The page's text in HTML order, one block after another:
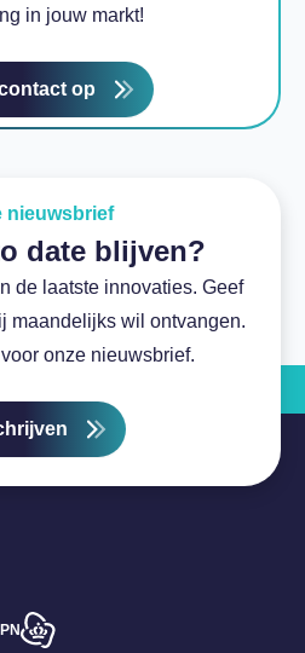
in jouw markt!
op
nieuwsbrief
date blijven?
de laatste innovaties. Geef
maandelijks wil ontvangen.
onze nieuwsbrief.